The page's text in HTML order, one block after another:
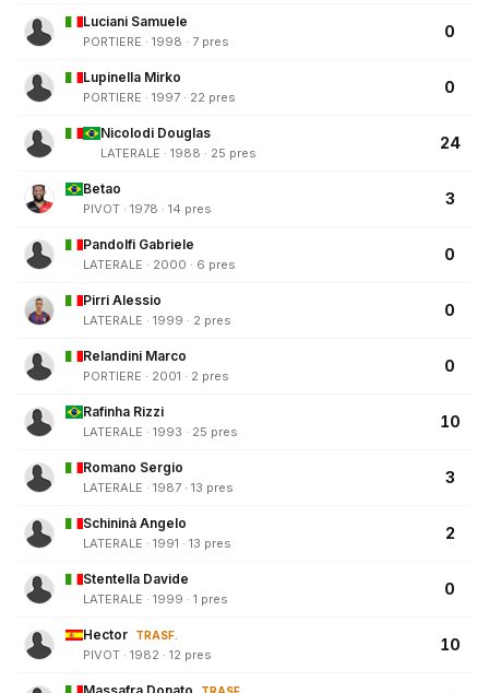
Luciani Samuele
PORTIERE · 1998 · 7 pres
0
Lupinella Mirko
PORTIERE · 1997 · 22 pres
0
Nicolodi Douglas
LATERALE · 1988 · 25 pres
24
Betao
PIVOT · 1978 · 14 pres
3
Pandolfi Gabriele
LATERALE · 2000 · 6 pres
0
Pirri Alessio
LATERALE · 1999 · 2 pres
0
Relandini Marco
PORTIERE · 2001 · 2 pres
0
Rafinha Rizzi
LATERALE · 1993 · 25 pres
10
Romano Sergio
LATERALE · 1987 · 13 pres
3
Schininà Angelo
LATERALE · 1991 · 13 pres
2
Stentella Davide
LATERALE · 1999 · 1 pres
0
Hector TRASF.
PIVOT · 1982 · 12 pres
10